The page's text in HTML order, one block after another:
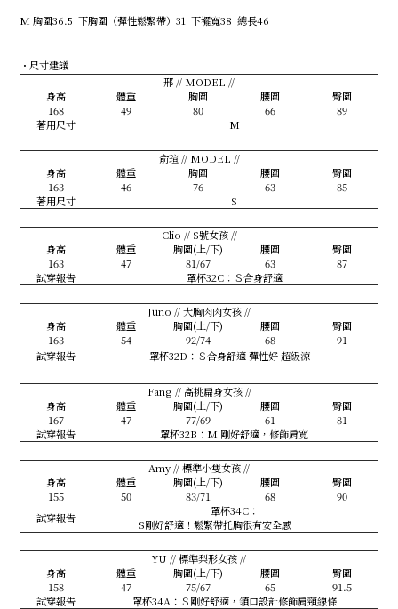
M 胸圍36.5 下胸圍（彈性鬆緊帶）31 下襬寬38 總長46
・尺寸建議
邢 // MODEL //
身高
體重 胸圍 腰圍
臀圍
168
49 80 66
89
著用尺寸
M
俞瑄 // MODEL //
身高
體重 胸圍 腰圍
臀圍
163
46 76 63
85
著用尺寸
S
Clio // S號女孩 //
身高
體重 胸圍(上/下) 腰圍
臀圍
163
47 81/67 63
87
試穿報告
罩杯32C：Ｓ合身舒適
Juno // 大胸肉肉女孩 //
身高
體重 胸圍(上/下) 腰圍
臀圍
163
54 92/74 68
91
試穿報告
罩杯32D：Ｓ合身舒適 彈性好 超級涼
Fang // 高挑扁身女孩 //
身高
體重 胸圍(上/下) 腰圍
臀圍
167
47 77/69 61
81
試穿報告
罩杯32B：M 剛好舒適，修飾肩寬
Amy // 標準小隻女孩 //
身高
體重 胸圍(上/下) 腰圍
臀圍
155
50 83/71 68
90
試穿報告
罩杯34C：
S剛好舒適！鬆緊帶托胸很有安全感
YU // 標準梨形女孩 //
身高
體重 胸圍(上/下) 腰圍
臀圍
158
47 75/67 65
91.5
試穿報告
罩杯34A：Ｓ剛好舒適，領口設計修飾肩頸線條